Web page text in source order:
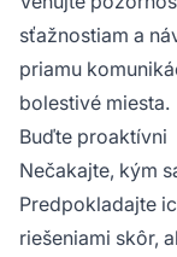
sťažnostiam a
priamu
bolestivé miesta.
Buďte proaktívni
Nečakajte, kým
Predpokladajte
riešeniami skôr,